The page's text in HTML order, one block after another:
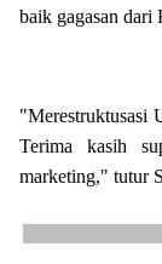
baik gagasan
"Merestruktusasi
Terima kasih
marketing," tutur